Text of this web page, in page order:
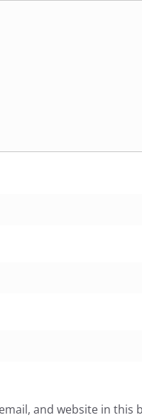
and website in this